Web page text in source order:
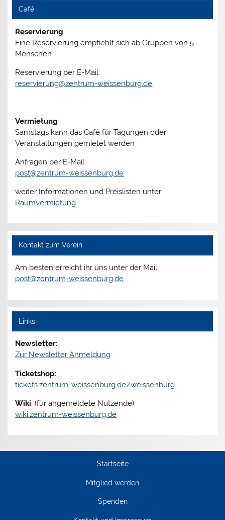
Café
Reservierung
Eine Reservierung empfiehlt sich ab Gruppen von 5
Menschen
Reservierung per E-Mail:
reservierung@zentrum-weissenburg.de
Vermietung
Samstags kann das Café für Tagungen oder
Veranstaltungen gemietet werden
Anfragen per E-Mail:
post@zentrum-weissenburg.de
weiter Informationen und Preislisten unter:
Raumvermietung
Kontakt zum Verein
Am besten erreicht ihr uns unter der Mail:
post@zentrum-weissenburg.de
Links
Newsletter:
Zur Newsletter Anmeldung
Ticketshop:
tickets.zentrum-weissenburg.de/weissenburg
Wiki: (für angemeldete Nutzende)
wiki.zentrum-weissenburg.de
Startseite
Mitglied werden
Spenden